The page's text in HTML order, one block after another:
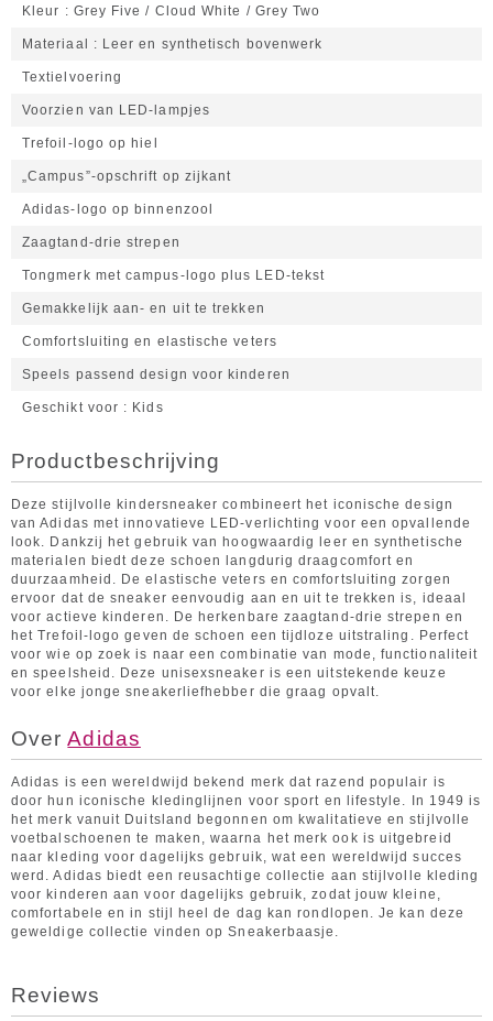
Kleur Grey Five / Cloud White / Grey Two
Materiaal Leer en synthetisch bovenwerk
Textielvoering
Voorzien van LED-lampjes
Trefoil-logo op hiel
„Campus”-opschrift op zijkant
Adidas-logo op binnenzool
Zaagtand‑drie strepen
Tongmerk met campus‑logo plus LED‑tekst
Gemakkelijk aan‑ en uit te trekken
Comfortsluiting en elastische veters
Speels passend design voor kinderen
Geschikt voor Kids
Productbeschrijving
Deze stijlvolle kindersneaker combineert het iconische design
van Adidas met innovatieve LED-verlichting voor een opvallende
look. Dankzij het gebruik van hoogwaardig leer en synthetische
materialen biedt deze schoen langdurig draagcomfort en
duurzaamheid. De elastische veters en comfortsluiting zorgen
ervoor dat de sneaker eenvoudig aan en uit te trekken is, ideaal
voor actieve kinderen. De herkenbare zaagtand-drie strepen en
het Trefoil-logo geven de schoen een tijdloze uitstraling. Perfect
voor wie op zoek is naar een combinatie van mode, functionaliteit
en speelsheid. Deze unisexsneaker is een uitstekende keuze
voor elke jonge sneakerliefhebber die graag opvalt.
OverAdidas
Adidas is een wereldwijd bekend merk dat razend populair is
door hun iconische kledinglijnen voor sport en lifestyle. In 1949 is
het merk vanuit Duitsland begonnen om kwalitatieve en stijlvolle
voetbalschoenen te maken, waarna het merk ook is uitgebreid
naar kleding voor dagelijks gebruik, wat een wereldwijd succes
werd. Adidas biedt een reusachtige collectie aan stijlvolle kleding
voor kinderen aan voor dagelijks gebruik, zodat jouw kleine,
comfortabele en in stijl heel de dag kan rondlopen. Je kan deze
geweldige collectie vinden op Sneakerbaasje.
Reviews